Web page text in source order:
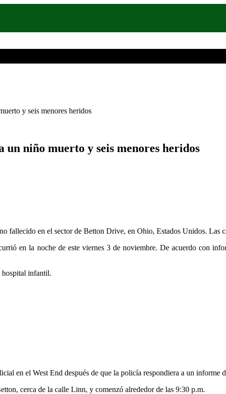
y seis menores heridos
niño muerto y seis menores heridos
fallecido en el sector de Betton Drive, en Ohio, Estados Unidos. Las
en la noche de este viernes 3 de noviembre. De acuerdo con
hospital infantil.
en el West End después de que la policía respondiera a un informe
cerca de la calle Linn, y comenzó alrededor de las 9:30 p.m.